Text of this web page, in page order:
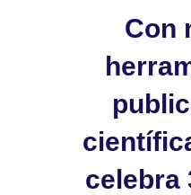
Con
celebra